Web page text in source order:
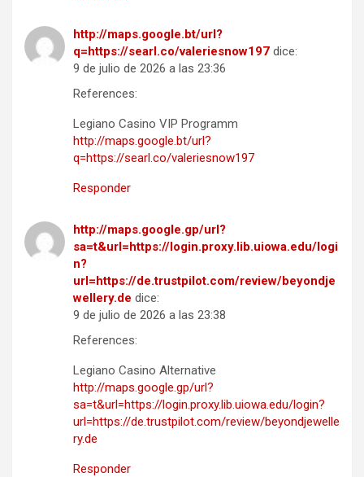
http://maps.google.bt/url?
q=https://searl.co/valeriesnow197 dice:
9 de julio de 2026 a las 23:36
References:
Legiano Casino VIP Programm
http://maps.google.bt/url?
q=https://searl.co/valeriesnow197
Responder
http://maps.google.gp/url?
sa=t&url=https://login.proxy.lib.uiowa.edu/logi
n?
url=https://de.trustpilot.com/review/beyondje
wellery.de dice:
9 de julio de 2026 a las 23:38
References:
Legiano Casino Alternative
http://maps.google.gp/url?
sa=t&url=https://login.proxy.lib.uiowa.edu/login?
url=https://de.trustpilot.com/review/beyondjewelle
ry.de
Responder